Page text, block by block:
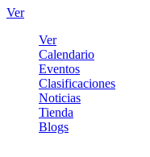
Ver
Ver
Calendario
Eventos
Clasificaciones
Noticias
Tienda
Blogs